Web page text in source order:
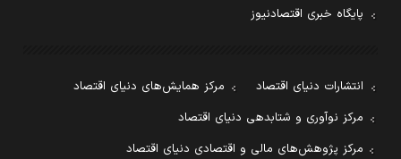
پایگاه خبری اقتصادنیوز
انتشارات دنیای اقتصاد
مرکز همایش‌های دنیای اقتصاد
مرکز نوآوری و شتابدهی دنیای اقتصاد
مرکز پژوهش‌های مالی و اقتصادی دنیای اقتصاد